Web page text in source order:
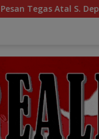
Satu Berita Tak